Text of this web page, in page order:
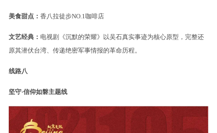
美食甜点： 香八拉徒步NO.1咖啡店
文艺经典： 电视剧《沉默的荣耀》以吴石真实事迹为核心原型，完整还
原其潜伏台湾、传递绝密军事情报的革命历程。
线路八
坚守·信仰如磐主题线